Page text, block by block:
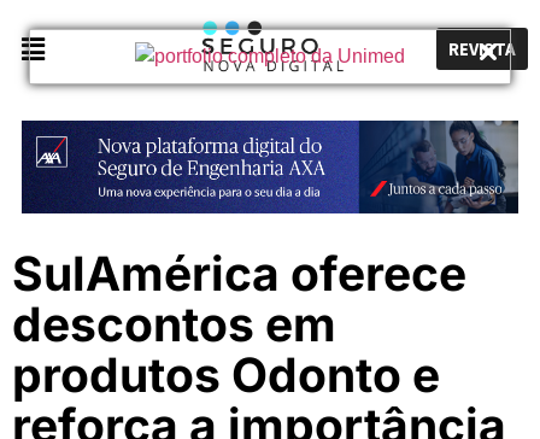
REVISTA
SulAmérica oferece
descontos em
produtos Odonto e
reforça a importância